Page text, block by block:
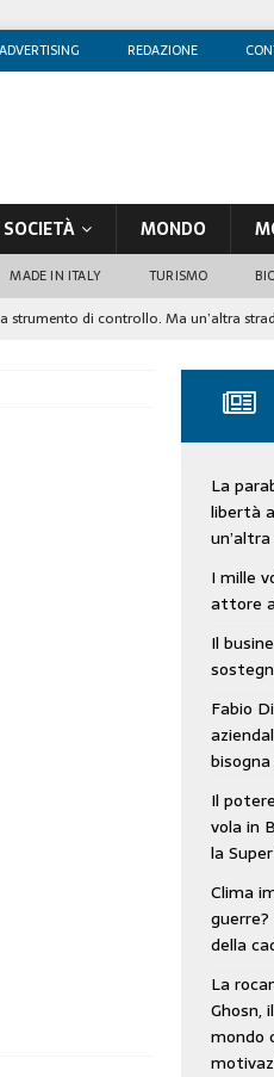
REDAZIONE
MONDO
MADE IN ITALY TURISMO
strumento di controllo. Ma un’altra
CINEMA
crescita, per prevenirla bisogna
e Anthropic sospende la Super
digitale. Il tempo si era dimenticato di
La
libertà
I mille
attore
Il
Fabio
Il
vola in
la
Clima
guerre?
della
La
Ghosn,
mondo